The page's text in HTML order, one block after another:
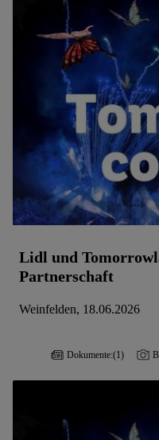
Lidl und
Partnerschaft
Weinfelden, 18.06.2026
Dokumente:(1)